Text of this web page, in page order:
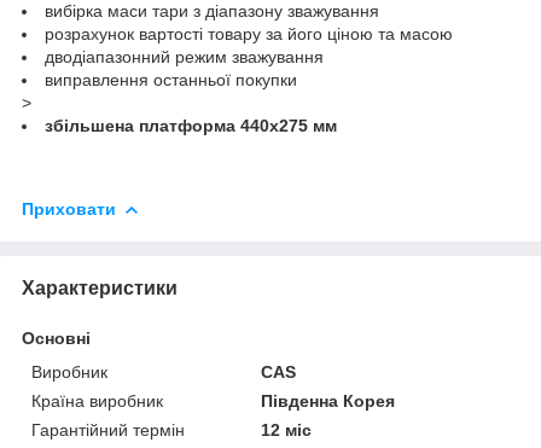
вибірка маси тари з діапазону зважування
розрахунок вартості товару за його ціною та масою
дводіапазонний режим зважування
виправлення останньої покупки
>
збільшена платформа 440х275 мм
Приховати
Характеристики
Основні
Виробник
CAS
Країна виробник
Південна Корея
Гарантійний термін
12 міс